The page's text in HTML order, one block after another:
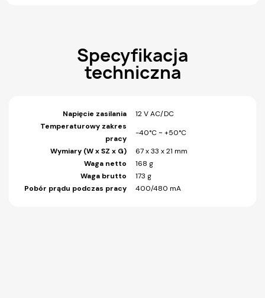
Specyfikacja
techniczna
Napięcie zasilania
12 V AC/DC
Temperaturowy zakres
pracy
-40°C ~ +50°C
Wymiary (W x SZ x G)
67 x 33 x 21 mm
Waga netto
168 g
Waga brutto
173 g
Pobór prądu podczas pracy
400/480 mA